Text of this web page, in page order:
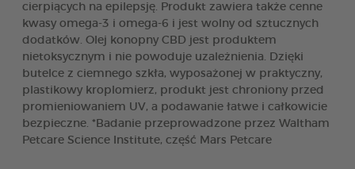
cierpiących na epilepsję. Produkt zawiera także cenne
kwasy omega-3 i omega-6 i jest wolny od sztucznych
dodatków. Olej konopny CBD jest produktem
nietoksycznym i nie powoduje uzależnienia. Dzięki
butelce z ciemnego szkła, wyposażonej w praktyczny,
plastikowy kroplomierz, produkt jest chroniony przed
promieniowaniem UV, a podawanie łatwe i całkowicie
bezpieczne. *Badanie przeprowadzone przez Waltham
Petcare Science Institute, część Mars Petcare